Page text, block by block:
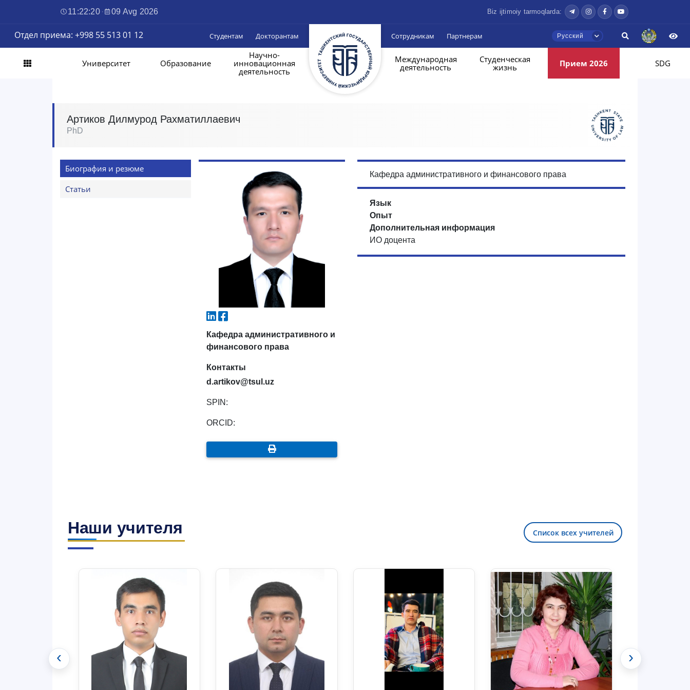
11:22:21 · 09 Avg 2026 Biz ijtimoiy tarmoqlarda:
Отдел приема: +998 55 513 01 12 Студентам Докторантам Сотрудникам Партнерам Русский
Университет Образование
Научно-
инновационная
деятельность
Международная
деятельность
Студенческая
жизнь
Прием 2026 SDG
Артиков Дилмурод Рахматиллаевич
PhD
Биография и резюме
Статьи
Кафедра административного и
финансового права
Контакты
d.artikov@tsul.uz
SPIN:
ORCID:
Кафедра административного и финансового права
Язык
Опыт
Дополнительная информация
ИО доцента
Наши учителя Список всех учителей
‹ ›
Чат приёмной комиссии ТГЮУ
Здравствуйте! Добро пожаловать в
чат приёмной комиссии ТГЮУ.
Оставляйте здесь свои обращения
по вопросам приёма.